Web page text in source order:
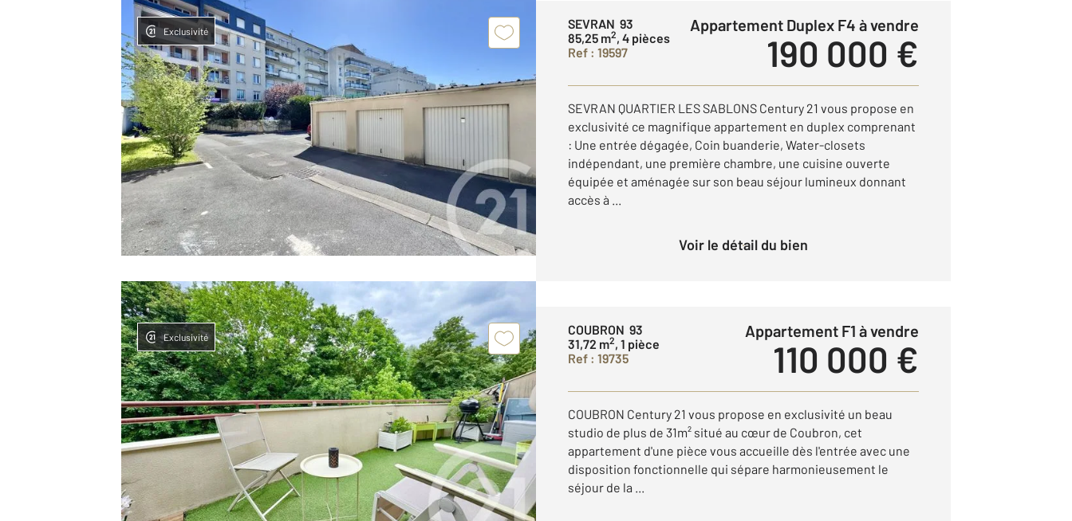
Exclusivité
SEVRAN 93
85,25 m2, 4 pièces
Ref : 19597
Appartement Duplex F4 à vendre
190 000 €
SEVRAN QUARTIER LES SABLONS Century 21 vous propose en
exclusivité ce magnifique appartement en duplex comprenant
: Une entrée dégagée, Coin buanderie, Water-closets
indépendant, une première chambre, une cuisine ouverte
équipée et aménagée sur son beau séjour lumineux donnant
accès à ...
Voir le détail du bien
Exclusivité
COUBRON 93
31,72 m2, 1 pièce
Ref : 19735
Appartement F1 à vendre
110 000 €
COUBRON Century 21 vous propose en exclusivité un beau
studio de plus de 31m² situé au cœur de Coubron, cet
appartement d'une pièce vous accueille dès l'entrée avec une
disposition fonctionnelle qui sépare harmonieusement le
séjour de la ...